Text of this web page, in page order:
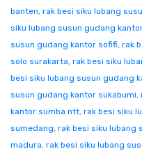
banten, rak besi siku lubang
siku lubang susun gudang
susun gudang kantor sofifi, rak
solo surakarta, rak besi siku
besi siku lubang susun gudang
susun gudang kantor sukabumi,
kantor sumba ntt, rak besi siku
sumedang, rak besi siku lubang
madura, rak besi siku lubang